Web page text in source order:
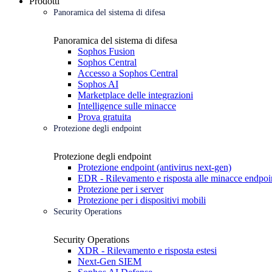
Panoramica del sistema di difesa
Panoramica del sistema di difesa
Sophos Fusion
Sophos Central
Accesso a Sophos Central
Sophos AI
Marketplace delle integrazioni
Intelligence sulle minacce
Prova gratuita
Protezione degli endpoint
Protezione degli endpoint
Protezione endpoint (antivirus next-gen)
EDR - Rilevamento e risposta alle minacce
Protezione per i server
Protezione per i dispositivi mobili
Security Operations
Security Operations
XDR - Rilevamento e risposta estesi
Next-Gen SIEM